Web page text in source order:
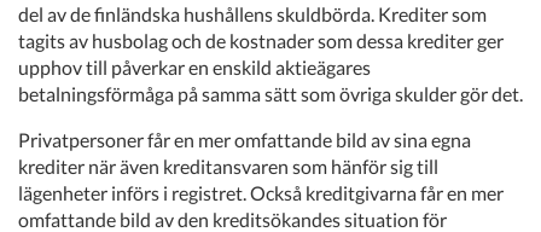
del av de finländska hushållens skuldbörda. Krediter som
tagits av husbolag och de kostnader som dessa krediter ger
upphov till påverkar en enskild aktieägares
betalningsförmåga på samma sätt som övriga skulder gör det.
Privatpersoner får en mer omfattande bild av sina egna
krediter när även kreditansvaren som hänför sig till
lägenheter införs i registret. Också kreditgivarna får en mer
omfattande bild av den kreditsökandes situation för